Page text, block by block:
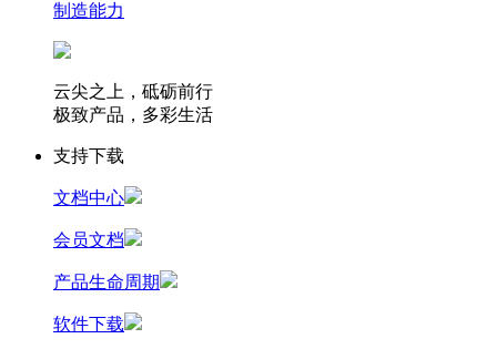
制造能力
云尖之上，砥砺前行
极致产品，多彩生活
支持下载
文档中心
会员文档
产品生命周期
软件下载